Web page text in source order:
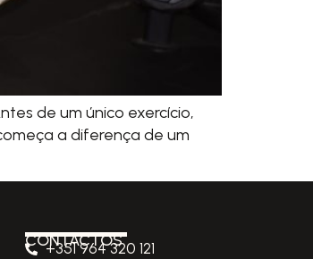
de um único exercício,
a diferença de um
CONTACTOS
+351 964 320 121